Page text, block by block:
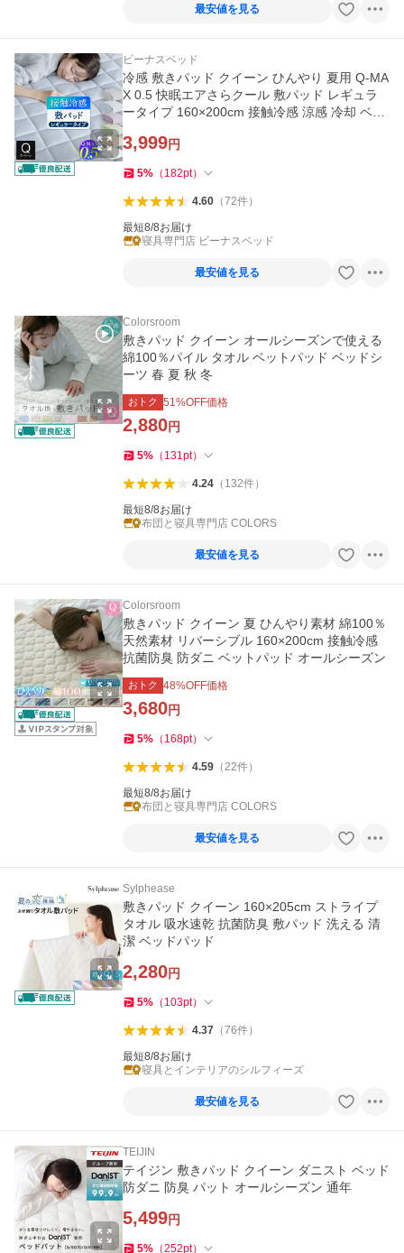
最安値を見る
ビーナスベッド
冷感 敷きパッド クイーン ひんやり 夏用 Q-MA
X 0.5 快眠エアさらクール 敷パッド レギュラ
ータイプ 160×200cm 接触冷感 涼感 冷却 ベッ
3,999円
5% （ 182pt）
4.60（72件）
最短8/8お届け
寝具専門店 ビーナスベッド
最安値を見る
Colorsroom
敷きパッド クイーン オールシーズンで使える
綿100％パイル タオル ベットパッド ベッドシ
ーツ 春 夏 秋 冬
おトク 51%OFF価格
2,880円
5% （ 131pt）
4.24（ 132件）
最短8/8お届け
布団と寝具専門店 COLORS
最安値を見る
Colorsroom
敷きパッド クイーン 夏 ひんやり素材 綿100％
天然素材 リバーシブル 160×200cm 接触冷感
抗菌防臭 防ダニ ベットパッド オールシーズン
おトク 48%OFF価格
3,680円
5% （ 168pt）
4.59（22件）
最短8/8お届け
布団と寝具専門店 COLORS
最安値を見る
Sylphease
敷きパッド クイーン 160×205cm ストライプ
タオル 吸水速乾 抗菌防臭 敷パッド 洗える 清
潔 ベッドパッド
2,280円
5% （ 103pt）
4.37（76件）
最短8/8お届け
寝具とインテリアのシルフィーズ
最安値を見る
TEIJIN
テイジン 敷きパッド クイーン ダニスト ベッド
防ダニ 防臭 パット オールシーズン 通年
5,499円
5% （252pt）